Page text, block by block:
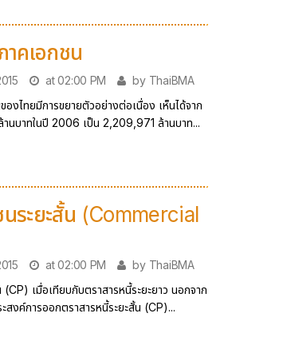
าคเอกชน
at 02:00 PM
by ThaiBMA
องไทยมีการขยายตัวอย่างต่อเนื่อง เห็นได้จาก
นบาทในปี 2006 เป็น 2,209,971 ล้านบาท...
นระยะสั้น (Commercial
at 02:00 PM
by ThaiBMA
เมื่อเทียบกับตราสารหนี้ระยะยาว นอกจาก
งค์การออกตราสารหนี้ระยะสั้น (CP)...